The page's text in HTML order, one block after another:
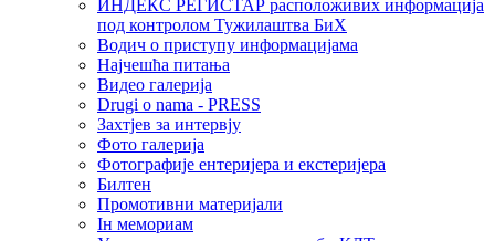
ИНДЕКС РЕГИСТАР расположивих информација
под контролом Тужилаштва БиХ
Водич о приступу информацијама
Најчешћа питања
Видео галерија
Drugi o nama - PRESS
Захтјев за интервју
Фото галерија
Фотографије ентеријера и екстеријера
Билтен
Промотивни материјали
Iн мемориам